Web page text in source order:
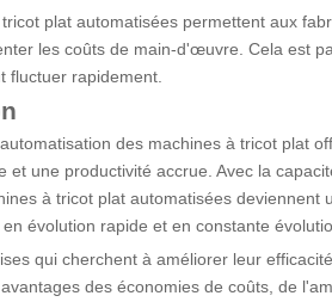
plat automatisées permettent aux
les coûts de main-d'œuvre. Cela est
fluctuer rapidement.
des machines à tricot plat
une productivité accrue. Avec la
à tricot plat automatisées
évolution rapide et en constante
qui cherchent à améliorer leur
des économies de coûts, de